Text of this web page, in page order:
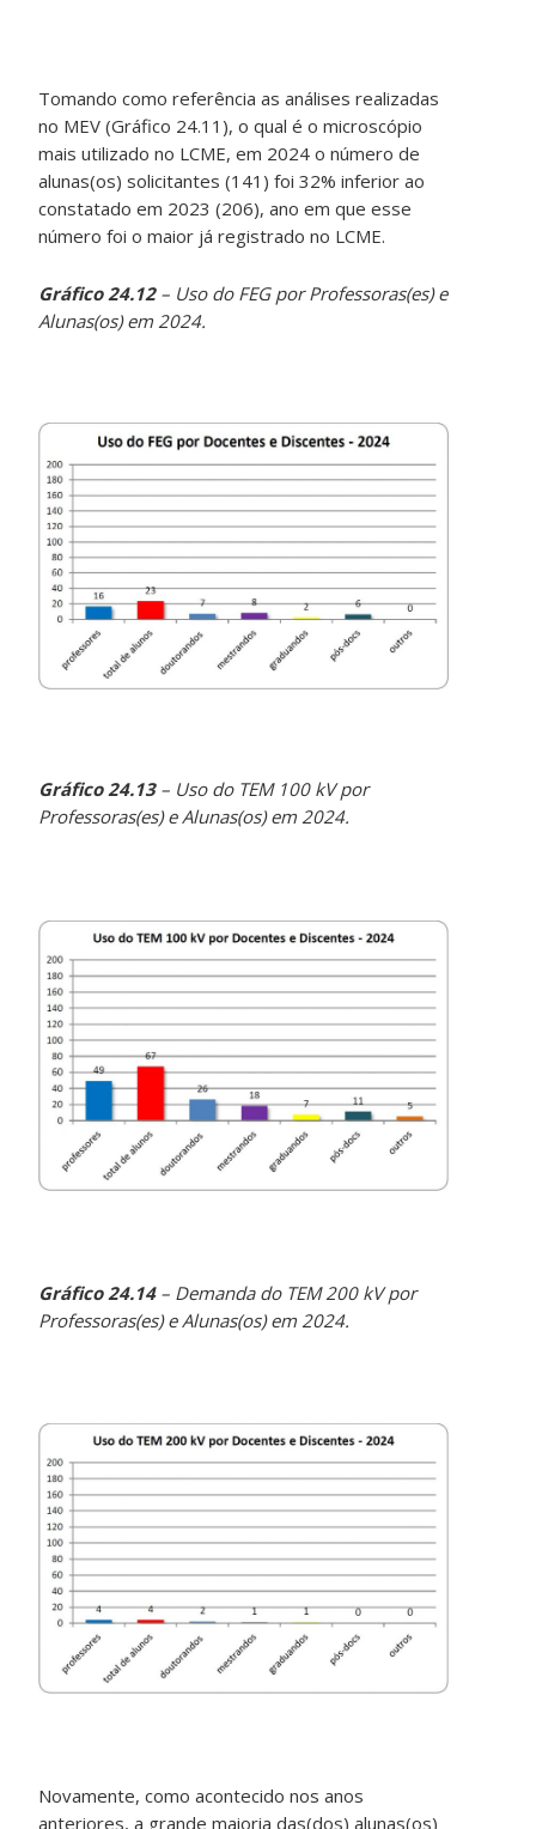
Tomando como referência as análises realizadas
no MEV (Gráfico 24.11), o qual é o microscópio
mais utilizado no LCME, em 2024 o número de
alunas(os) solicitantes (141) foi 32% inferior ao
constatado em 2023 (206), ano em que esse
número foi o maior já registrado no LCME.
Gráfico 24.12– Uso do FEG por Professoras(es) e
Alunas(os) em 2024.
Gráfico 24.13– Uso do TEM 100 kV por
Professoras(es) e Alunas(os) em 2024.
Gráfico 24.14– Demanda do TEM 200 kV por
Professoras(es) e Alunas(os) em 2024.
Novamente, como acontecido nos anos
anteriores, a grande maioria das(dos) alunas(os)